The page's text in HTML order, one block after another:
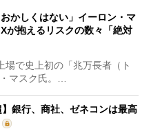
おかしくはない」イーロン・マ
が抱えるリスクの数々「絶対
で史上初の「兆万長者（ト
マスク氏。…
銀行、商社、ゼネコンは最高